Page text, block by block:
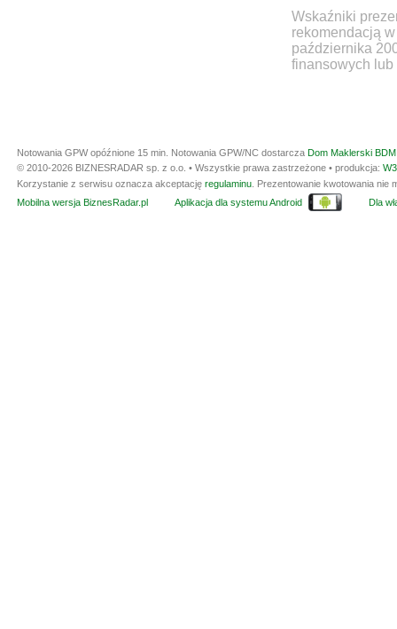
Wskaźniki
rekomendacją
października
finansowych lub
Notowania GPW opóźnione 15 min. Notowania GPW/NC dostarcza Dom Maklerski
© 2010-2026 BIZNESRADAR sp. z o.o. • Wszystkie prawa zastrzeżone • produkcja:
Korzystanie z serwisu oznacza akceptację regulaminu . Prezentowanie kwotowania
Mobilna wersja BiznesRadar.pl
Aplikacja dla systemu Android Dla